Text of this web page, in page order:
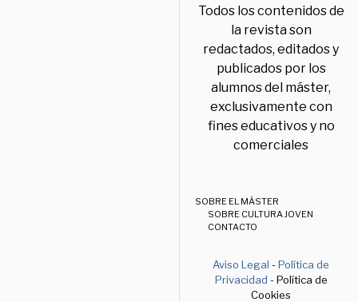
Todos los contenidos de
la revista son
redactados, editados y
publicados por los
alumnos del máster,
exclusivamente con
fines educativos y no
comerciales
SOBRE EL MÁSTER
SOBRE CULTURA JOVEN
CONTACTO
Aviso Legal -Política de
Privacidad - Política de
Cookies